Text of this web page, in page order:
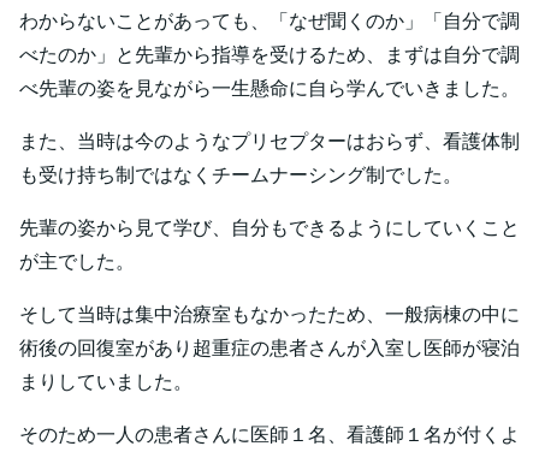
わからないことがあっても、「なぜ聞くのか」「自分で調
べたのか」と先輩から指導を受けるため、まずは自分で調
べ先輩の姿を見ながら一生懸命に自ら学んでいきました。
また、当時は今のようなプリセプターはおらず、看護体制
も受け持ち制ではなくチームナーシング制でした。
先輩の姿から見て学び、自分もできるようにしていくこと
が主でした。
そして当時は集中治療室もなかったため、一般病棟の中に
術後の回復室があり超重症の患者さんが入室し医師が寝泊
まりしていました。
そのため一人の患者さんに医師１名、看護師１名が付くよ